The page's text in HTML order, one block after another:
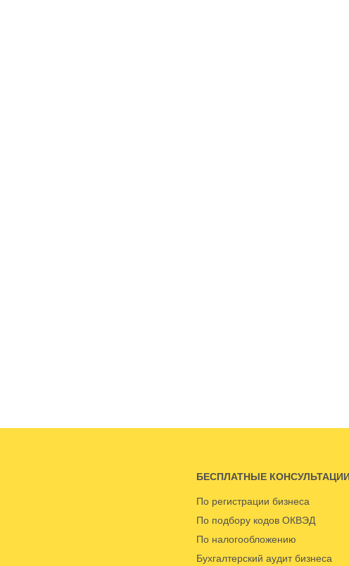
БЕСПЛАТНЫЕ КОНСУЛЬТАЦИИ
По регистрации бизнеса
По подбору кодов ОКВЭД
По налогообложению
Бухгалтерский аудит бизнеса